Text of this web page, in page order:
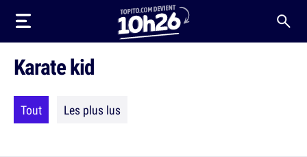
Karate kid
Tout Les plus lus